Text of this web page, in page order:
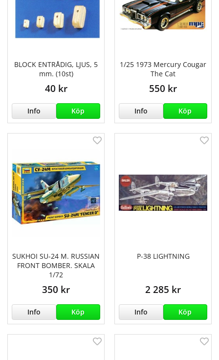
BLOCK ENTRÅDIG, LJUS, 5
mm. (10st)
40 kr
Info Köp
1/25 1973 Mercury Cougar
The Cat
550 kr
Info Köp
SUKHOI SU-24 M. RUSSIAN
FRONT BOMBER. SKALA
1/72
350 kr
Info Köp
P-38 LIGHTNING
2 285 kr
Info Köp